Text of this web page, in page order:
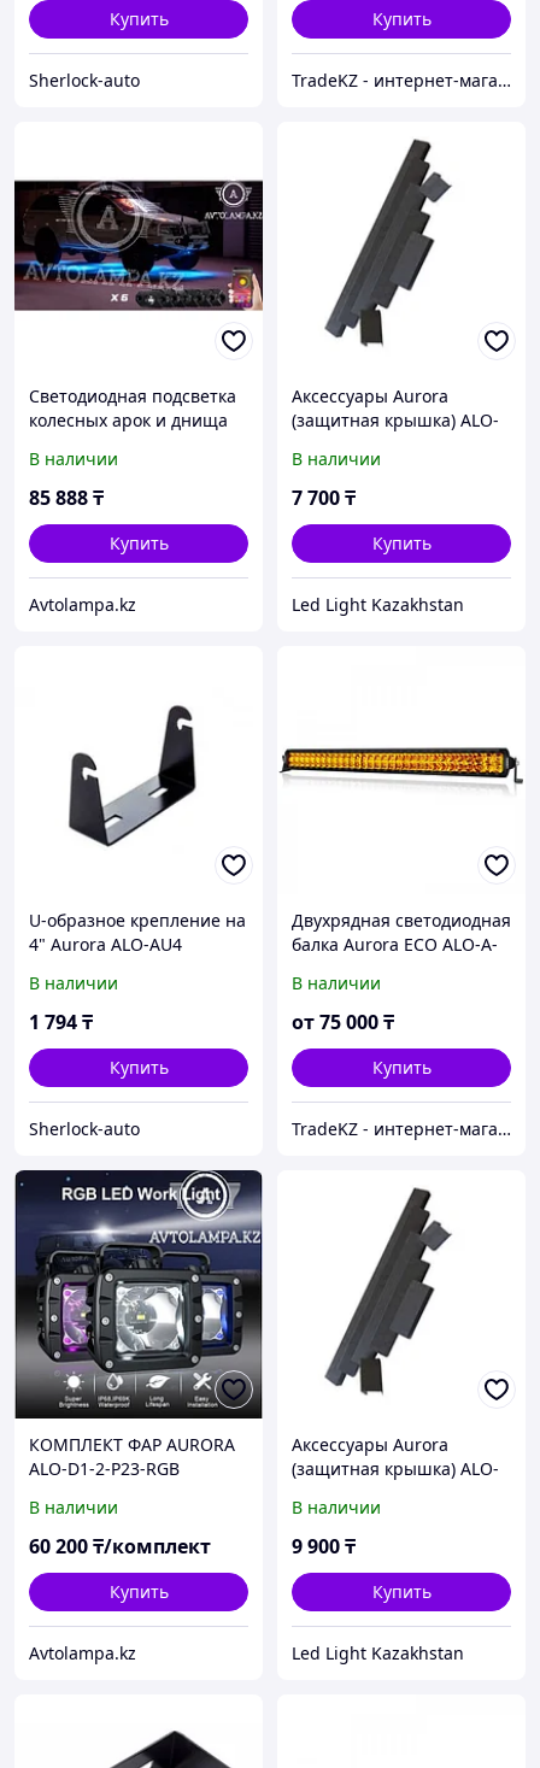
Купить
Sherlock-auto
Купить
TradeKZ - интернет-магазин
Светодиодная подсветка
колесных арок и днища
Light, набор 6шт
В наличии
85 888₸
Купить
Avtolampa.kz
Аксессуары Aurora
(защитная крышка) ALO-
В наличии
7 700₸
Купить
Led Light Kazakhstan
U-образное крепление на
4" Aurora ALO-AU4
В наличии
1 794₸
Купить
Sherlock-auto
Двухрядная светодиодная
балка Aurora ECO ALO-A-
В наличии
от75 000₸
Купить
TradeKZ - интернет-магазин
КОМПЛЕКТ ФАР AURORA
ALO-D1-2-P23-RGB
квадратные фары Aurora
В наличии
60 200₸/комплект
Купить
Avtolampa.kz
Аксессуары Aurora
(защитная крышка) ALO-
В наличии
9 900₸
Купить
Led Light Kazakhstan